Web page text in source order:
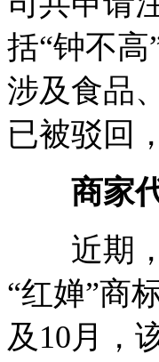
括“钟不高
涉及食品
已被驳回
商家代
近期，
“红婵”商
及10月，